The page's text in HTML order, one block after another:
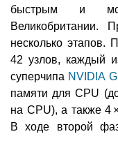
быстрым и
Великобритании.
несколько этапов.
42 узлов, каждый
суперчипа NVIDIA
памяти для CPU
на CPU), а также 4
В ходе второй